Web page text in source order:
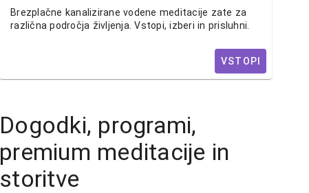
Brezplačne kanalizirane vodene meditacije zate za
različna področja življenja. Vstopi, izberi in prisluhni.
VSTOPI
Dogodki, programi,
premium meditacije in
storitve